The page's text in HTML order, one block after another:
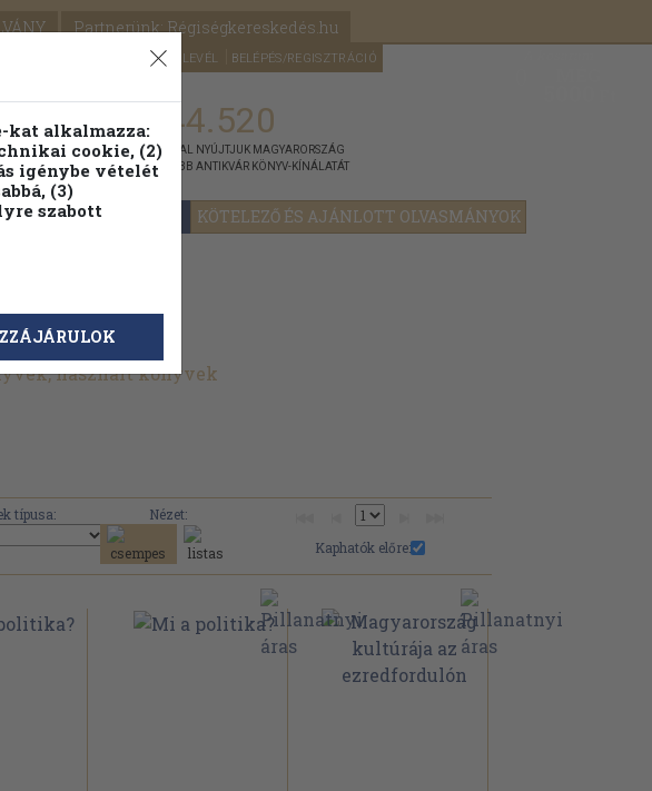
Partnerünk: Régiségkereskedés.hu
SEGÍTSÉG HÍRLEVÉL BELÉPÉS/REGISZTRÁCIÓ
OLVASMÁNYOK KÖTELEZŐ ÉS AJÁNLOTT OLVASMÁNYOK
fa 1.144.520
KIADVÁNNYAL NYÚJTJUK MAGYARORSZÁG
LEGNAGYOBB ANTIKVÁR KÖNYV-KÍNÁLATÁT
használt könyvek
típusa:
Nézet:
Kaphatók előre:
kat alkalmazza:
cookie, (2)
igénybe vételét
(3)
szabott